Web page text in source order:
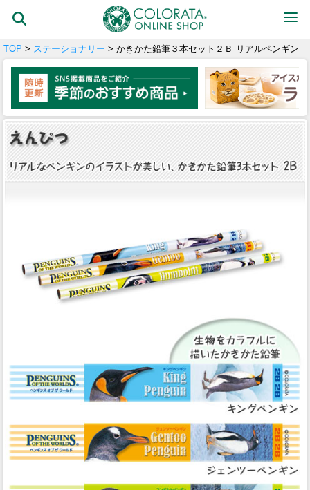
TOP > ステーショナリー > かきかた鉛筆３本セット２Ｂ リアルペンギン